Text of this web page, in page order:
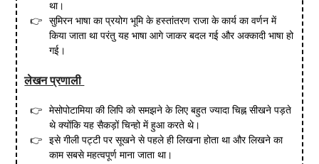
था।
सुमिरन भाषा का प्रयोग भूमि के हस्तांतरण राजा के कार्य का वर्णन में
किया जाता था परंतु यह भाषा आगे जाकर बदल गई और अक्कादी भाषा हो
गई।
लेखन प्रणाली
मेसोपोटामिया की लिपि को समझने के लिए बहुत ज्यादा चिह्न सीखने पड़ते
थे क्योंकि यह सैकड़ों चिन्हो में हुआ करते थे।
इसे गीली पट्टी पर सूखने से पहले ही लिखना होता था और लिखने का
काम सबसे महत्वपूर्ण माना जाता था।